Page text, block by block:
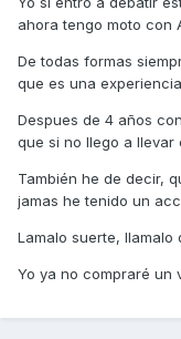
ahora tengo moto con
De todas formas
que es una
Despues de 4 años
que si no llego a llevar
También he de decir,
jamas he tenido un
Lamalo suerte, llamalo
Yo ya no compraré un